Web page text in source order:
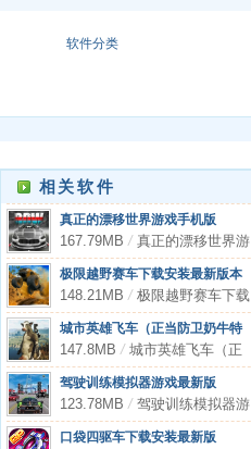
软件分类
相关软件
真正的漂移世界游戏手机版
167.79MB /真正的漂移世界游
戏手机版
极限越野赛车下载安装最新版本
148.21MB /极限越野赛车下载
安装最新版本
城市英雄飞车（正当防卫奶牛特
工）
147.8MB /城市英雄飞车（正
当防卫奶牛特工）
驾驶训练模拟器游戏最新版
123.78MB /驾驶训练模拟器游
戏最新版
口袋四驱车下载安装最新版